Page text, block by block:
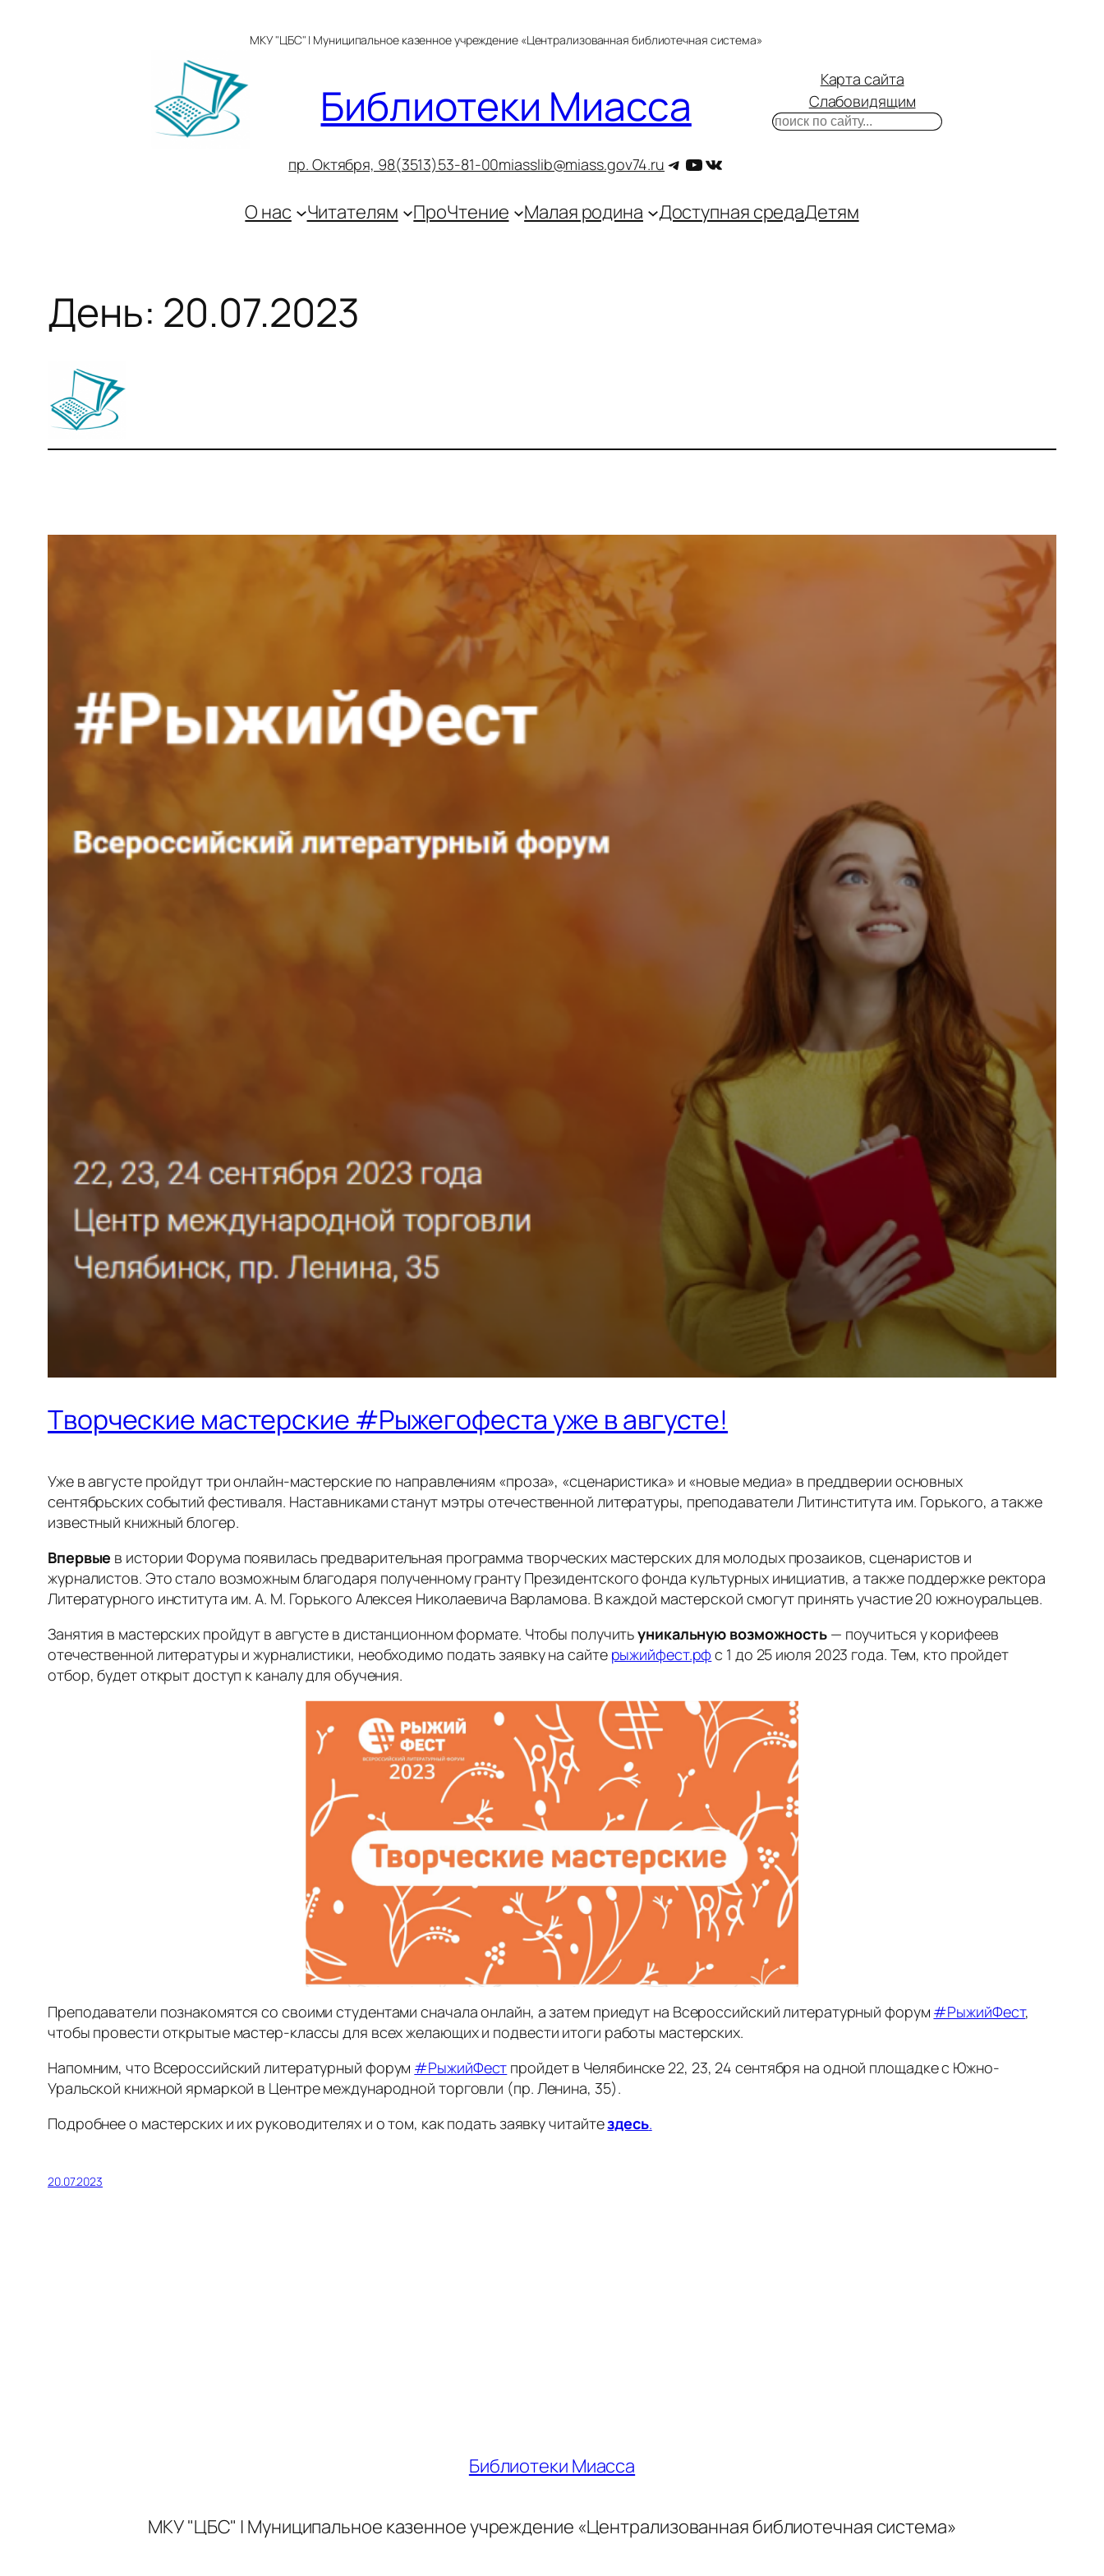
МКУ "ЦБС" | Муниципальное казенное учреждение «Централизованная библиотечная система»
Библиотеки Миасса
пр. Октября, 98(3513)53-81-00miasslib@miass.gov74.ru Telegram
YouTube
ВКонтакте
Карта сайта
Слабовидящим
Поиск
О нас Читателям ПроЧтение Малая родина Доступная средаДетям
День: 20.07.2023
Творческие мастерские #Рыжегофеста уже в августе!
Уже в августе пройдут три онлайн-мастерские по направлениям «проза», «сценаристика» и «новые медиа» в преддверии основных
сентябрьских событий фестиваля. Наставниками станут мэтры отечественной литературы, преподаватели Литинститута им. Горького, а также
известный книжный блогер.
Впервые в истории Форума появилась предварительная программа творческих мастерских для молодых прозаиков, сценаристов и
журналистов. Это стало возможным благодаря полученному гранту Президентского фонда культурных инициатив, а также поддержке ректора
Литературного института им. А. М. Горького Алексея Николаевича Варламова. В каждой мастерской смогут принять участие 20 южноуральцев.
Занятия в мастерских пройдут в августе в дистанционном формате. Чтобы получитьуникальную возможность — поучиться у корифеев
отечественной литературы и журналистики, необходимо подать заявку на сайте рыжийфест.рф с 1 до 25 июля 2023 года. Тем, кто пройдет
отбор, будет открыт доступ к каналу для обучения.
Преподаватели познакомятся со своими студентами сначала онлайн, а затем приедут на Всероссийский литературный форум #РыжийФест,
чтобы провести открытые мастер-классы для всех желающих и подвести итоги работы мастерских.
Напомним, что Всероссийский литературный форум #РыжийФест пройдет в Челябинске 22, 23, 24 сентября на одной площадке с Южно-
Уральской книжной ярмаркой в Центре международной торговли (пр. Ленина, 35).
Подробнее о мастерских и их руководителях и о том, как подать заявку читайтездесь.
20.07.2023
Библиотеки Миасса
МКУ "ЦБС" | Муниципальное казенное учреждение «Централизованная библиотечная система»